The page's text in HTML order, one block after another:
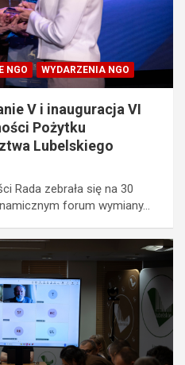
NGO WYDARZENIA NGO
V i inauguracja VI
Pożytku
Lubelskiego
Rada zebrała się na 30
forum wymiany…